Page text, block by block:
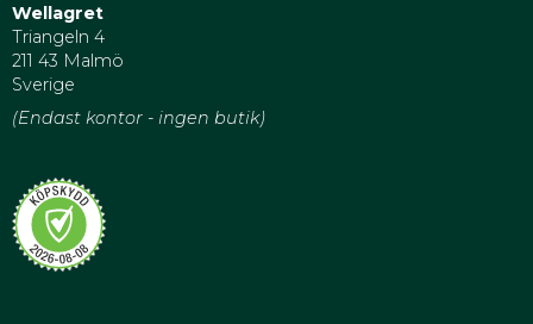
Wellagret
Triangeln 4
211 43 Malmö
Sverige
(Endast kontor - ingen butik)